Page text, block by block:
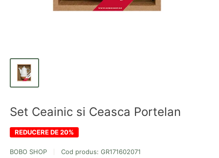
Set Ceainic si Ceasca Portelan
REDUCERE DE 20%
BOBO SHOP Cod produs: GR171602071